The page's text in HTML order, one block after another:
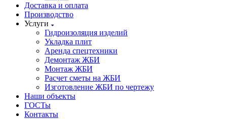
Доставка и оплата
Производство
Услуги
Гидроизоляция изделий
Укладка плит
Аренда спецтехники
Демонтаж ЖБИ
Монтаж ЖБИ
Расчет сметы на ЖБИ
Изготовление ЖБИ по чертежу
Наши объекты
ГОСТы
Контакты